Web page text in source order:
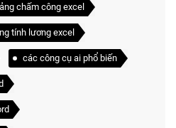
chấm công excel
tính lương excel
các công cụ ai phổ biến